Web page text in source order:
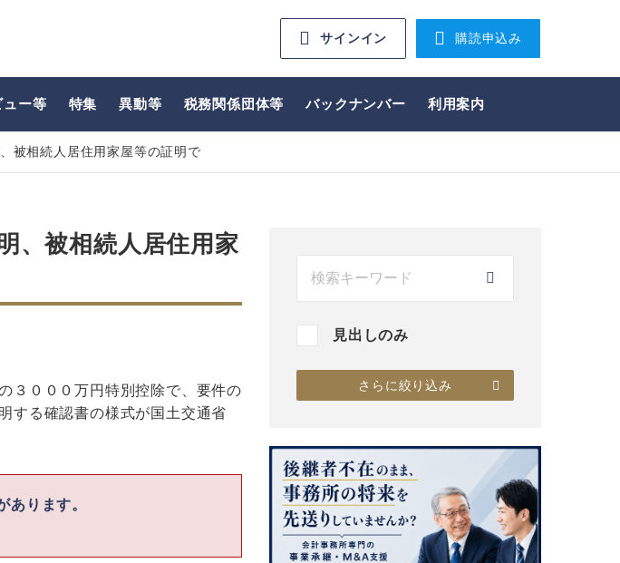
サインイン 購読申込み
ュー等 特集 異動等 税務関係団体等 バックナンバー 利用案内
被相続人居住用家屋等の証明で
、被相続人居住用家
３０００万円特別控除で、要件の
する確認書の様式が国土交通省
あります。
見出しのみ
さらに絞り込み